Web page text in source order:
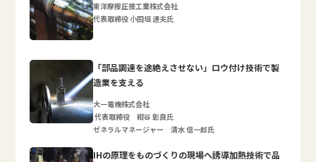
東洋摩擦圧接工業株式会社
代表取締役 小田垣 達夫氏
「部品調達を途絶えさせない」ロウ付け技術で製
造業を支える
大一電機株式会社
代表取締役 紺谷 彰良氏
ゼネラルマネージャー 清水 信一郎氏
IHの原理をものづくりの現場へ誘導加熱技術で品